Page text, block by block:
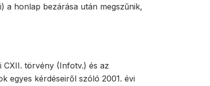
a honlap bezárása után megszűnik,
CXII. törvény (Infotv.) és az
egyes kérdéseiről szóló 2001. évi